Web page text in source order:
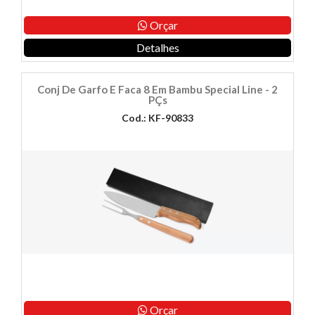
Orçar
Detalhes
Conj De Garfo E Faca 8 Em Bambu Special Line - 2
PÇs
Cod.: KF-90833
Orçar